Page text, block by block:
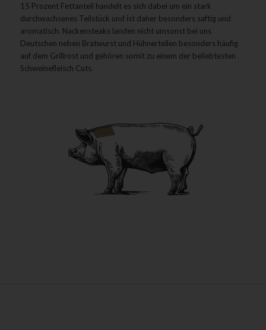
15 Prozent Fettanteil handelt es sich dabei um ein stark
durchwachsenes Teilstück und ist daher besonders saftig und
aromatisch. Nackensteaks landen nicht umsonst bei uns
Deutschen neben Bratwurst und Hühnerteilen besonders häufig
auf dem Grillrost und gehören somit zu einem der beliebtesten
Schweinefleisch Cuts.